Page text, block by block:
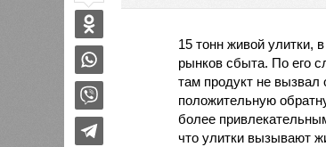
15 тонн живой улитки,
рынков сбыта. По его
там продукт не вызвал
положительную
более
что улитки вызывают